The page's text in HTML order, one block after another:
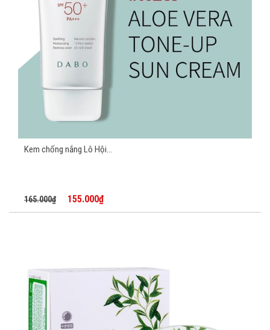
Kem chống nắng Lô Hội...
165.000₫ 155.000₫